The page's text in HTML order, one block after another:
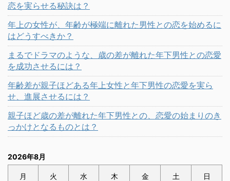
恋を実らせる秘訣は？
年上の女性が、年齢が極端に離れた男性との恋を始めるに
はどうすべきか？
まるでドラマのような、歳の差が離れた年下男性との恋愛
を成功させるには？
年齢差が親子ほどある年上女性と年下男性の恋愛を実ら
せ、進展させるには？
親子ほど歳の差が離れた年下男性との、恋愛の始まりのき
っかけとなるものとは？
2026年8月
月 火 水 木 金 土 日